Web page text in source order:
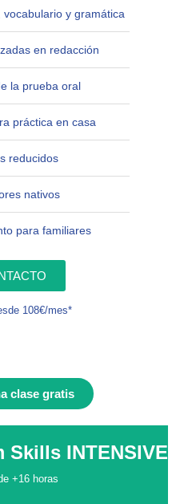
y gramática
en redacción
la prueba oral
práctica en casa
reducidos
nativos
para familiares
108€/mes*
clase gratis
Skills INTENSIVE
+16 horas